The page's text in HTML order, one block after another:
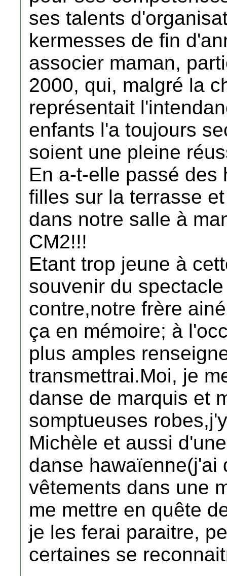
ses talents
kermesses de fin
associer maman,
2000, qui, malgré la
représentait
enfants l'a toujours
soient une pleine
En a-t-elle passé des
filles sur la terrasse
dans notre salle à
CM2!!!
Etant trop jeune à
souvenir du
contre,notre frère
ça en mémoire; à
plus amples
transmettrai.Moi, je
danse de marquis et
somptueuses
Michèle et aussi
danse hawaïenne(j'ai
vêtements dans une
me mettre en quête
je les ferai paraitre,
certaines se